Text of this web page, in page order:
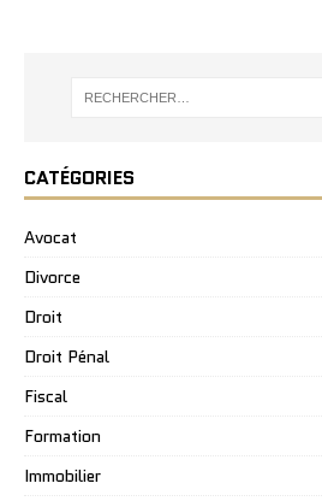
CATÉGORIES
Avocat
Divorce
Droit
Droit Pénal
Fiscal
Formation
Immobilier